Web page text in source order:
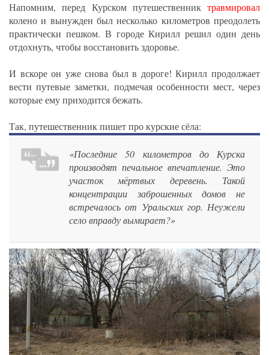
Напомним, перед Курском путешественник травмировал
колено и вынужден был несколько километров преодолеть
практически пешком. В городе Кирилл решил один день
отдохнуть, чтобы восстановить здоровье.
И вскоре он уже снова был в дороге! Кирилл продолжает
вести путевые заметки, подмечая особенности мест, через
которые ему приходится бежать.
Так, путешественник пишет про курские сёла:
«Последние 50 километров до Курска
производят печальное впечатление. Это
участок мёртвых деревень. Такой
концентрации заброшенных домов не
встречалось от Уральских гор. Неужели
село вправду вымирает?»